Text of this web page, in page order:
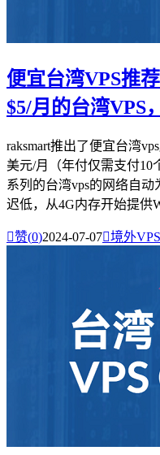
便宜台湾VPS推
$5/月的台湾VPS
raksmart推出了便宜台湾
美元/月（年付仅需支付10
系列的台湾vps的网络自
迟低，从4G内存开始提供
赞(0)2024-07-07境外VPS